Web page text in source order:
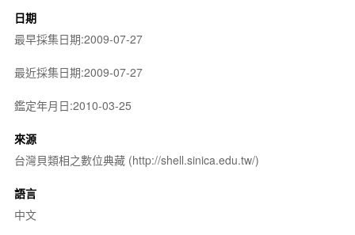
日期
最早採集日期:2009-07-27
最近採集日期:2009-07-27
鑑定年月日:2010-03-25
來源
台灣貝類相之數位典藏 (http://shell.sinica.edu.tw/)
語言
中文